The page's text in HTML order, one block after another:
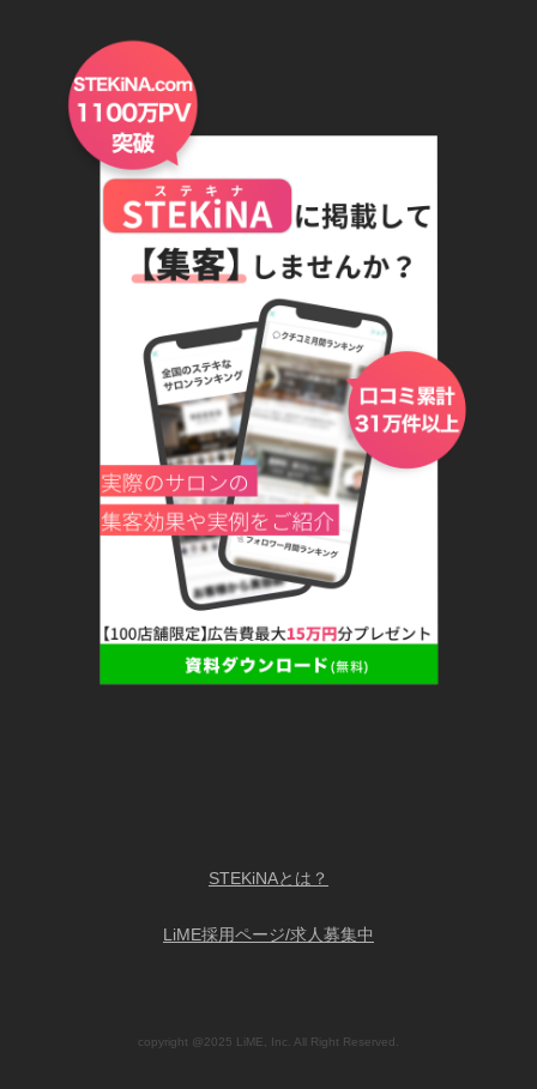
STEKiNAとは？
LiME採用ページ/求人募集中
copyright @2025 LiME, Inc. All Right Reserved.